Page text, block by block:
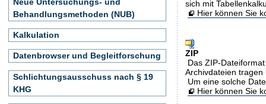
sich mit
Hier können Sie
ZIP
Das ZIP-
Archivdateien
Um eine solche
Hier können Sie
Behandlungsmethoden (NUB)
Kalkulation
Datenbrowser und Begleitforschung
Schlichtungsausschuss nach § 19
KHG